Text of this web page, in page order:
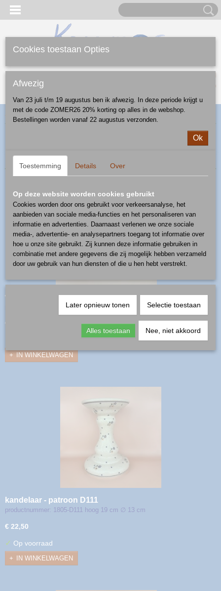
(0)
Home >Webshop>Diversen > kandelaar/waxinelicht
waxinelicht - patroon blue eye
productnummer: waxine-hart hoog 4 cm breed 12 cm diep 10 cm
€ 13,50
IN WINKELWAGEN
kandelaar - patroon D111
productnummer: 1805-D111 hoog 19 cm ∅ 13 cm
€ 22,50
✓ Op voorraad
IN WINKELWAGEN
Cookies toestaan Opties
Afwezig
Van 23 juli t/m 19 augustus ben ik afwezig. In deze periode krijgt u
met de code ZOMER26 20% korting op alles in de webshop.
Bestellingen worden vanaf 22 augustus verzonden.
Ok
Toestemming Details Over
Op deze website worden cookies gebruikt
Cookies worden door ons gebruikt voor verkeersanalyse, het
aanbieden van sociale media-functies en het personaliseren van
informatie en advertenties. Daarnaast verlenen we onze sociale
media-, advertentie- en analysepartners toegang tot informatie over
hoe u onze site gebruikt. Zij kunnen deze informatie gebruiken in
combinatie met andere gegevens die zij mogelijk hebben verzameld
door uw gebruik van hun diensten of die u hen hebt verstrekt.
Later opnieuw tonen Selectie toestaan
Alles toestaan Nee, niet akkoord